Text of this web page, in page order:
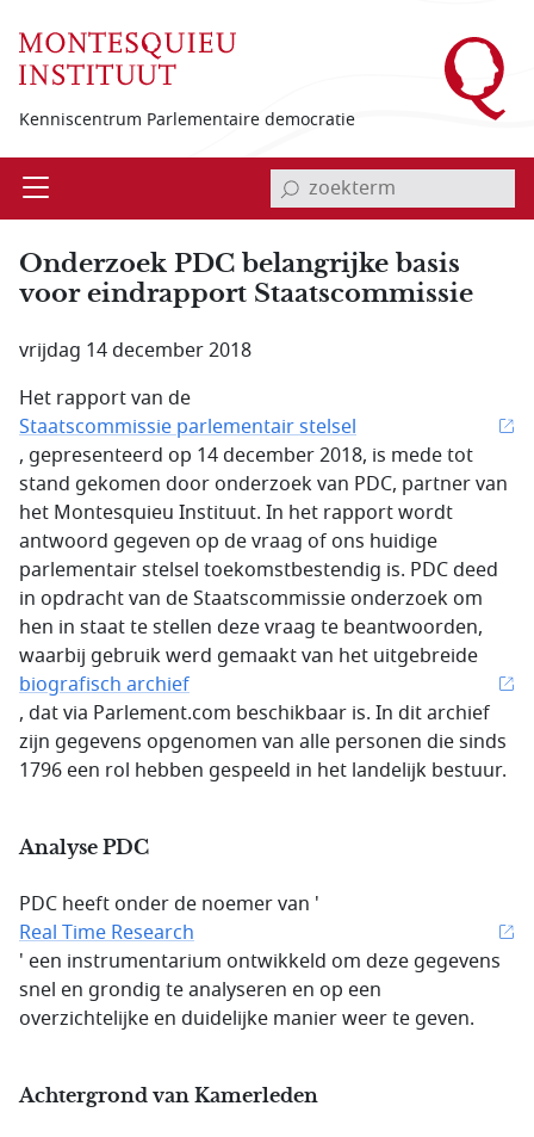
Kenniscentrum Parlementaire democratie
Open invoerveld zoekterm
Onderzoek PDC belangrijke basis
voor eindrapport Staatscommissie
vrijdag 14 december 2018
Het rapport van de
Staatscommissie parlementair stelsel
, gepresenteerd op 14 december 2018, is mede tot
stand gekomen door onderzoek van PDC, partner van
het Montesquieu Instituut. In het rapport wordt
antwoord gegeven op de vraag of ons huidige
parlementair stelsel toekomstbestendig is. PDC deed
in opdracht van de Staatscommissie onderzoek om
hen in staat te stellen deze vraag te beantwoorden,
waarbij gebruik werd gemaakt van het uitgebreide
biografisch archief
, dat via Parlement.com beschikbaar is. In dit archief
zijn gegevens opgenomen van alle personen die sinds
1796 een rol hebben gespeeld in het landelijk bestuur.
Analyse PDC
PDC heeft onder de noemer van '
Real Time Research
' een instrumentarium ontwikkeld om deze gegevens
snel en grondig te analyseren en op een
overzichtelijke en duidelijke manier weer te geven.
Achtergrond van Kamerleden